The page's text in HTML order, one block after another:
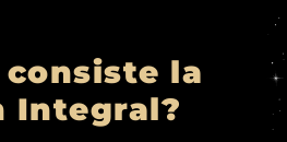
consiste la
Integral?